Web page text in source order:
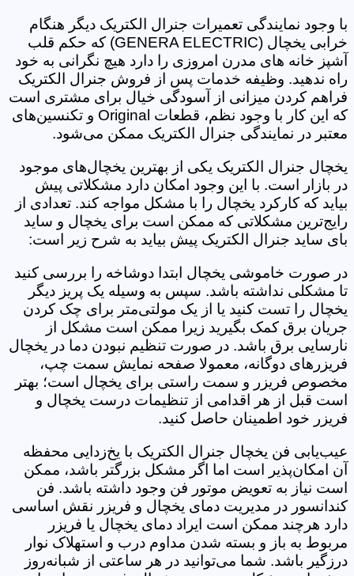
با وجود نمایندگی تعمیرات جنرال الکتریک دیگر هنگام
خرابی یخچال (GENERA ELECTRIC) که حکم قلب
آشپز خانه های مدرن امروزی را دارد هیچ نگرانی به خود
راه ندهید. وظیفه خدمات پس از فروش جنرال الکتریک
فراهم کردن میزانی از آسودگی خیال برای مشتری است
که این کار با وجود نظم، قطعات Original و تکنسین‌های
معتبر در نمایندگی جنرال الکتریک ممکن می‌شود.
یخچال جنرال الکتریک یکی از بهترین یخچال‌های موجود
در بازار است. با این وجود امکان دارد مشکلاتی پیش
بیاید که کارکرد یخچال را با مشکل مواجه کند. تعدادی از
رایج‌ترین مشکلاتی که ممکن است برای یخچال‌ و ساید
بای ساید جنرال الکتریک پیش بیاید به شرح زیر است:
در صورت خاموشی یخچال ابتدا دوشاخه را بررسی کنید
تا مشکلی نداشته باشد. سپس به وسیله یک پریز دیگر
یخچال را تست کنید یا از یک مولتی‌متر برای چک کردن
جریان برق کمک بگیرید زیرا ممکن است مشکل از
نارسایی برق باشد. در صورت تنظیم نبودن دما در یخچال
فریزرهای دوگانه، معمولا صفحه نمایش سمت چپ،
مخصوص فریزر و سمت راستی برای یخچال است؛ بهتر
است قبل از هر اقدامی از تنظیمات درست یخچال و
فریزر خود اطمینان حاصل کنید.
عیب‌یابی فن یخچال جنرال الکتریک با یخ‌زدایی محفظه
آن امکان‌پذیر است اما اگر مشکل بزرگتر باشد، ممکن
است نیاز به تعویض موتور فن وجود داشته باشد. فن
کندانسور در مدیریت دمای یخچال و فریزر نقش اساسی
دارد هرچند ممکن است ایراد دمای یخچال یا فریزر
مربوط به باز و بسته شدن مداوم درب و استهلاک نوار
درزگیر باشد. شما می‌توانید در هر ساعتی از شبانه‌روز